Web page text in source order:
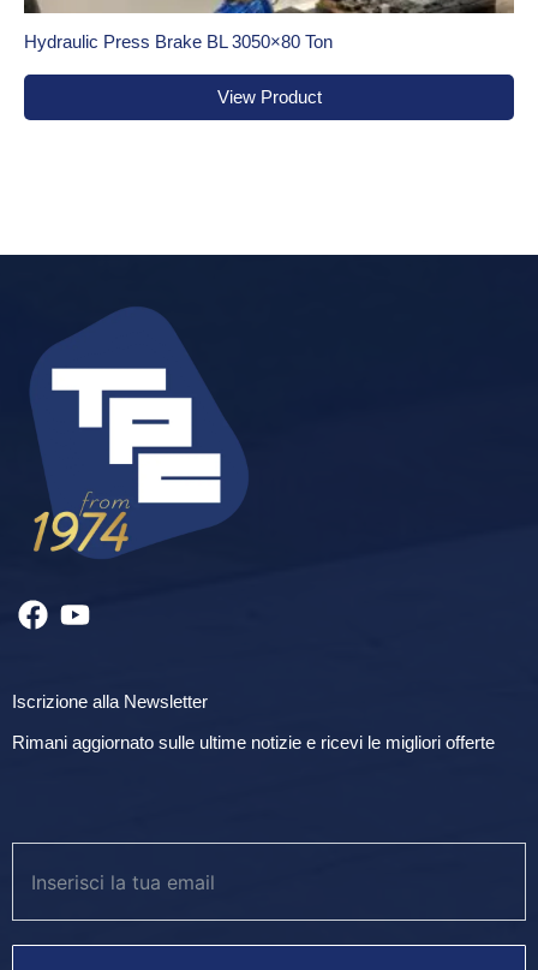
Hydraulic Press Brake BL 3050×80 Ton
View Product
Iscrizione alla Newsletter
Rimani aggiornato sulle ultime notizie e ricevi le migliori offerte